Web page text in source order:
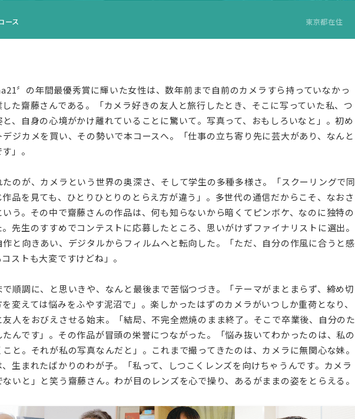
ース 東京都在住
〞の年間最優秀賞に輝いた女性は、数年前まで自前のカメラすら持っていなかっ
た齋藤さんである。「カメラ好きの友人と旅行したとき、そこに写っていた私、つ
と、自身の心境がかけ離れていることに驚いて。写真って、おもしろいなと」。初め
ジカメを買い、その勢いで本コースへ。「仕事の立ち寄り先に芸大があり、なんと
」。
たのが、カメラという世界の奥深さ、そして学生の多種多様さ。「スクーリングで同
作品を見ても、ひとりひとりのとらえ方が違う」。多世代の通信だからこそ、なおさ
いう。その中で齋藤さんの作品は、何も知らないから暗くてピンボケ、なのに独特の
先生のすすめでコンテストに応募したところ、思いがけずファイナリストに選出。
と向きあい、デジタルからフィルムへと転向した。「ただ、自分の作風に合うと感
ストも大変ですけどね」。
順調に、と思いきや、なんと最後まで苦悩つづき。「テーマがまとまらず、締め切
変えては悩みをふやす泥沼で」。楽しかったはずのカメラがいつしか重荷となり、
友人をおびえさせる始末。「結局、不完全燃焼のまま終了。そこで卒業後、自分のた
んです」。その作品が冒頭の栄誉につながった。「悩み抜いてわかったのは、私の
と。それが私の写真なんだと」。これまで撮ってきたのは、カメラに無関心な妹。
生まれたばかりのわが子。「私って、しつこくレンズを向けちゃうんです。カメラ
いと」と笑う齋藤さん。わが目のレンズを心で操り、あるがままの姿をとらえる。